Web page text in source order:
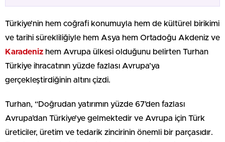
Türkiye’nin hem coğrafi konumuyla hem de kültürel birikimi
ve tarihi sürekliliğiyle hem Asya hem Ortadoğu Akdeniz ve
Karadeniz hem Avrupa ülkesi olduğunu belirten Turhan
Türkiye ihracatının yüzde fazlası Avrupa’ya
gerçekleştirdiğinin altını çizdi.
Turhan, “Doğrudan yatırımın yüzde 67’den fazlası
Avrupa’dan Türkiye’ye gelmektedir ve Avrupa için Türk
üreticiler, üretim ve tedarik zincirinin önemli bir parçasıdır.